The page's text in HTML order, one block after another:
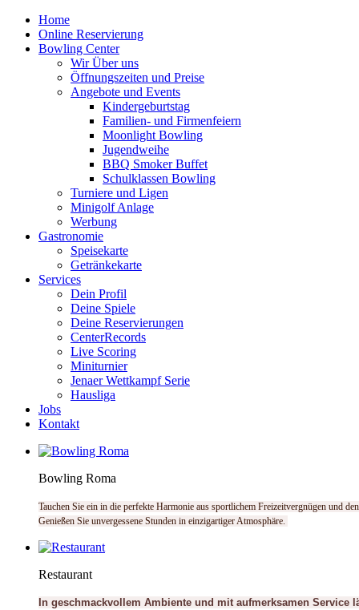
Home
Online Reservierung
Bowling Center
Wir Über uns
Öffnungszeiten und Preise
Angebote und Events
Kindergeburtstag
Familien- und Firmenfeiern
Moonlight Bowling
Jugendweihe
BBQ Smoker Buffet
Schulklassen Bowling
Turniere und Ligen
Minigolf Anlage
Werbung
Gastronomie
Speisekarte
Getränkekarte
Services
Dein Profil
Deine Spiele
Deine Reservierungen
CenterRecords
Live Scoring
Miniturnier
Jenaer Wettkampf Serie
Hausliga
Jobs
Kontakt
Bowling Roma
Tauchen Sie ein in die perfekte Harmonie aus sportlichem Freizeitvergnügen und
Genießen Sie unvergessene Stunden in einzigartiger Atmosphäre.
Restaurant
In geschmackvollem Ambiente und mit aufmerksamen